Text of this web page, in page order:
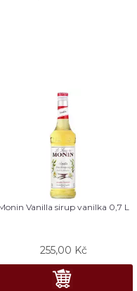
Vanilla sirup vanilka 0,7 L
255,00 Kč